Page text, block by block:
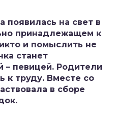
появилась на свет в
принадлежащем к
и помыслить не
станет
– певицей. Родители
к труду. Вместе со
в сборе